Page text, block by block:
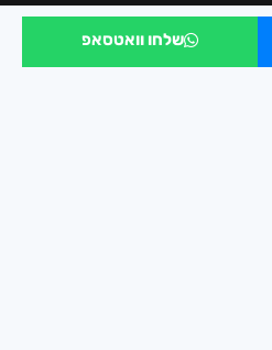
שלחו וואטסאפ